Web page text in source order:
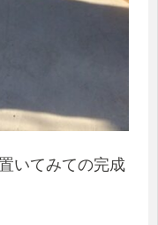
いてみての完成